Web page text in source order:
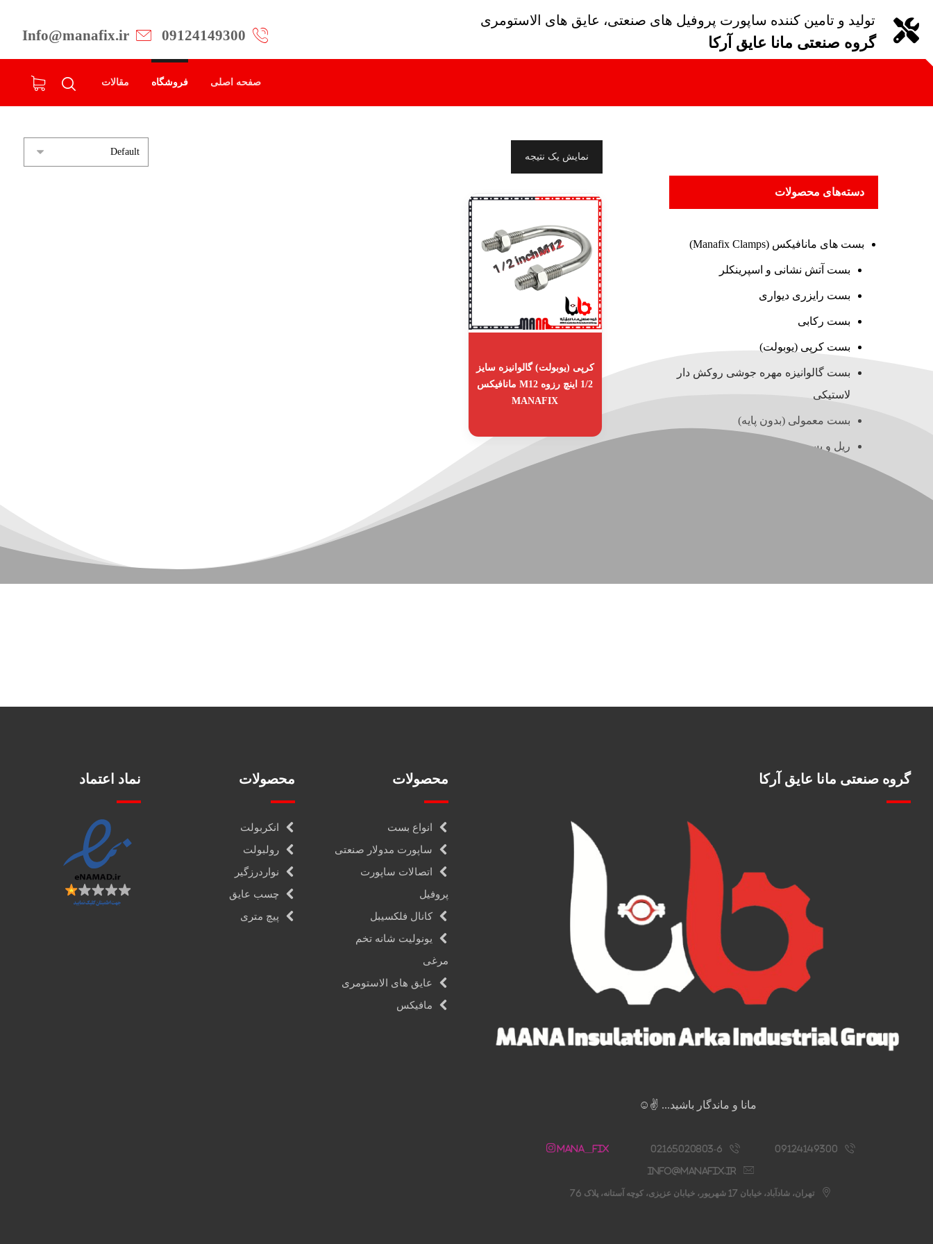
تولید و تامین کننده ساپورت پروفیل های صنعتی، عایق های الاستومری
گروه صنعتی مانا عایق آرکا Info@manafix.ir 09124149300
صفحه اصلی فروشگاه مقالات
نمایش یک نتیجه
کرپی (یوبولت) گالوانیزه سایز
1/2 اینچ رزوه M12 مانافیکس
MANAFIX
دسته‌های محصولات
بست های مانافیکس (Manafix Clamps)
بست آتش نشانی و اسپرینکلر
بست رایزری دیواری
بست رکابی
بست کرپی (یوبولت)
بست گالوانیزه مهره جوشی روکش دار
لاستیکی
بست معمولی (بدون پایه)
ریل و بست چنگالی (سی چنل)
گروه صنعتی مانا عایق آرکا
مانا و ماندگار باشید... ✌️☺️
09124149300
02165020803-6
Mana__fix
info@manafix.ir
تهران، شادآباد، خیابان 17 شهریور، خیابان عزیزی، کوچه آستانه، پلاک 76
محصولات
انواع بست
ساپورت مدولار صنعتی
اتصالات ساپورت
پروفیل
کانال فلکسیبل
یونولیت شانه تخم
مرغی
عایق های الاستومری
مافیکس
محصولات
انکربولت
رولبولت
نواردرزگیر
چسب عایق
پیچ متری
نماد اعتماد